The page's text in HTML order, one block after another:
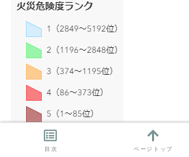
目次 ページトップ